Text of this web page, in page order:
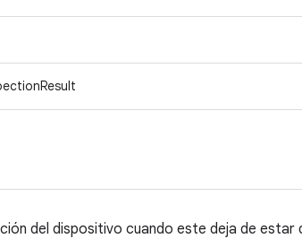
del dispositivo cuando este deja de estar